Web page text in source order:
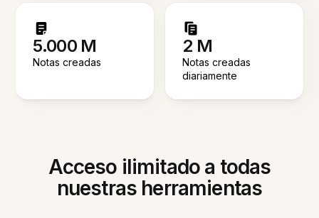
5.000 M
Notas creadas
2 M
Notas creadas
diariamente
Acceso ilimitado a todas
nuestras herramientas